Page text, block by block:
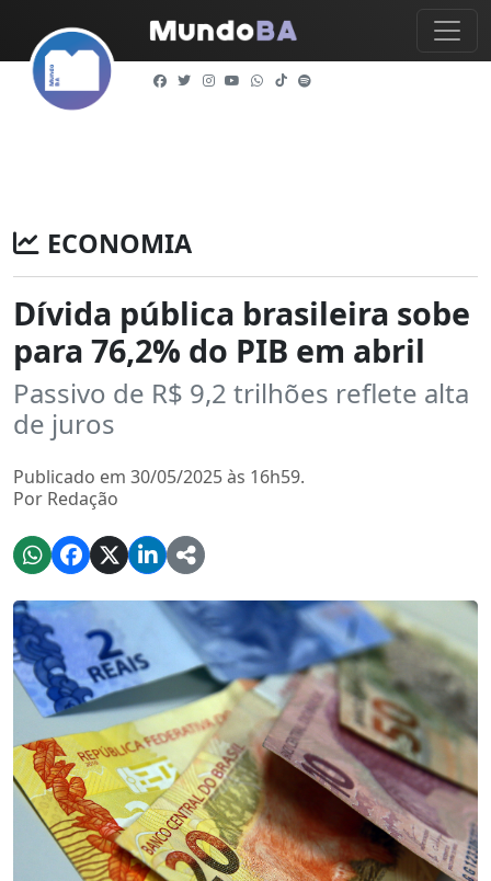
ECONOMIA
Dívida pública brasileira sobe
para 76,2% do PIB em abril
Passivo de R$ 9,2 trilhões reflete alta
de juros
Publicado em 30/05/2025 às 16h59.
Por Redação